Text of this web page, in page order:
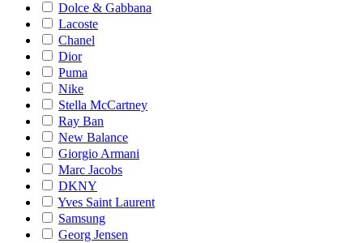
Dolce & Gabbana
Lacoste
Chanel
Dior
Puma
Nike
Stella McCartney
Ray Ban
New Balance
Giorgio Armani
Marc Jacobs
DKNY
Yves Saint Laurent
Samsung
Georg Jensen